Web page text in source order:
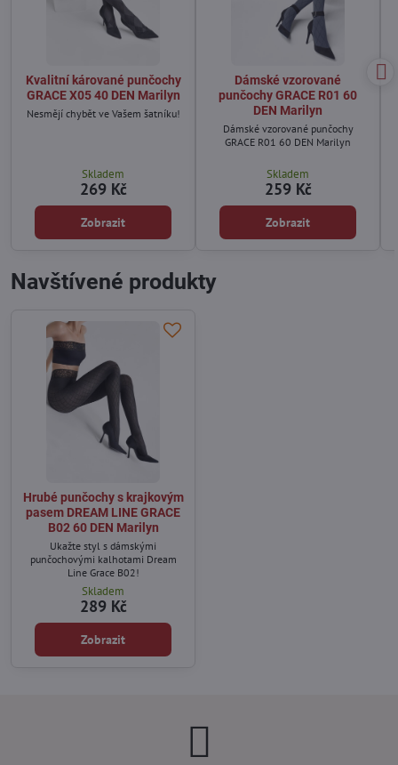
Kvalitní kárované punčochy
GRACE X05 40 DEN Marilyn
Nesmějí chybět ve Vašem šatníku!
Skladem
269 Kč
Zobrazit
Dámské vzorované
punčochy GRACE R01 60
DEN Marilyn
Dámské vzorované punčochy
GRACE R01 60 DEN Marilyn
Skladem
259 Kč
Zobrazit
Navštívené produkty
Hrubé punčochy s krajkovým
pasem DREAM LINE GRACE
B02 60 DEN Marilyn
Ukažte styl s dámskými
punčochovými kalhotami Dream
Line Grace B02!
Skladem
289 Kč
Zobrazit